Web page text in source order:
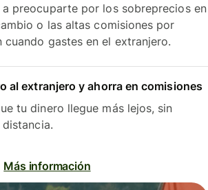
a preocuparte por los sobreprecios en
o las altas comisiones por
cuando gastes en el extranjero.
al extranjero y ahorra en comisiones
tu dinero llegue más lejos, sin
Más información